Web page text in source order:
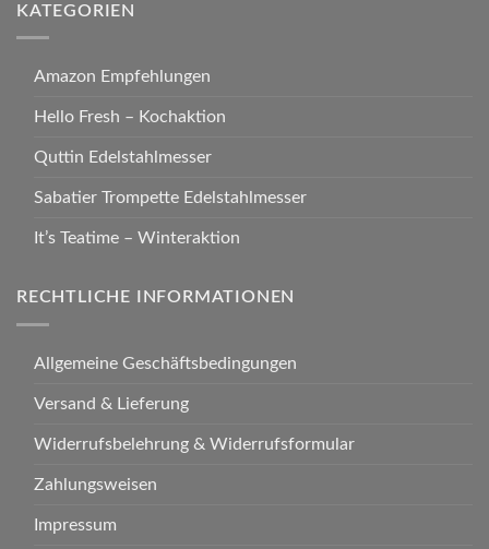
KATEGORIEN
Amazon Empfehlungen
Hello Fresh – Kochaktion
Quttin Edelstahlmesser
Sabatier Trompette Edelstahlmesser
It’s Teatime – Winteraktion
RECHTLICHE INFORMATIONEN
Allgemeine Geschäftsbedingungen
Versand & Lieferung
Widerrufsbelehrung & Widerrufsformular
Zahlungsweisen
Impressum